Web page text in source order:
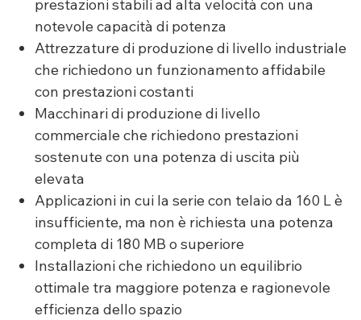
prestazioni stabili ad alta velocità con una
notevole capacità di potenza
Attrezzature di produzione di livello industriale
che richiedono un funzionamento affidabile
con prestazioni costanti
Macchinari di produzione di livello
commerciale che richiedono prestazioni
sostenute con una potenza di uscita più
elevata
Applicazioni in cui la serie con telaio da 160 L è
insufficiente, ma non è richiesta una potenza
completa di 180 MB o superiore
Installazioni che richiedono un equilibrio
ottimale tra maggiore potenza e ragionevole
efficienza dello spazio